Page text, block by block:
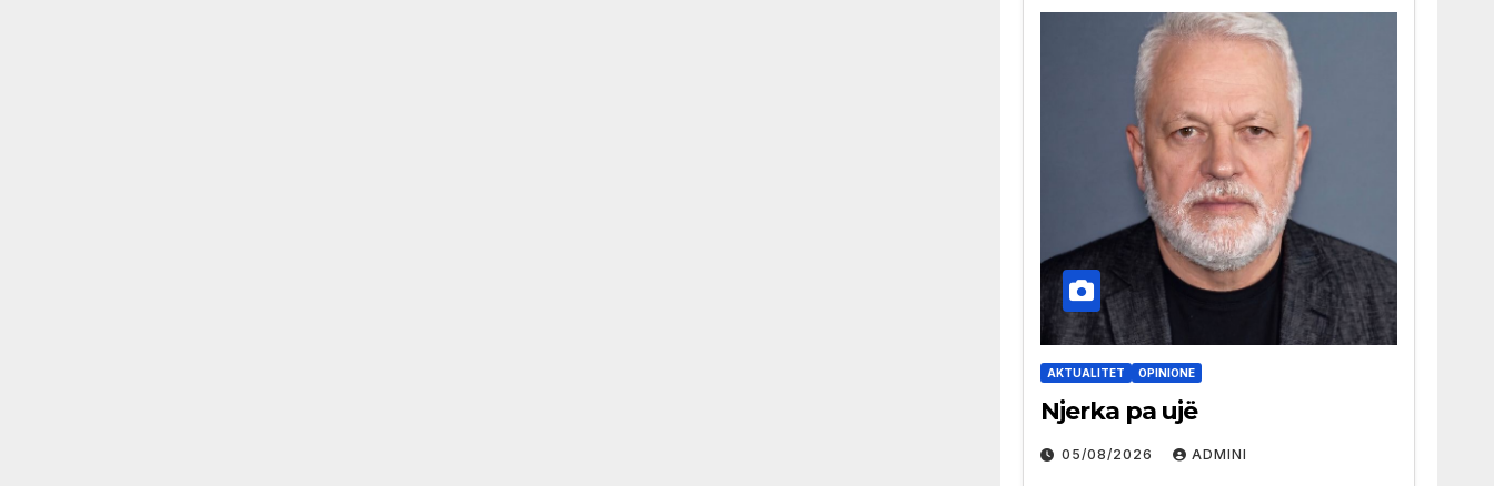
AKTUALITET OPINIONE
Njerka pa ujë
05/08/2026 ADMINI